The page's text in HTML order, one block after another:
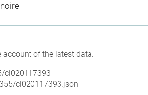
of the latest data.
cl020117393
cl020117393.json